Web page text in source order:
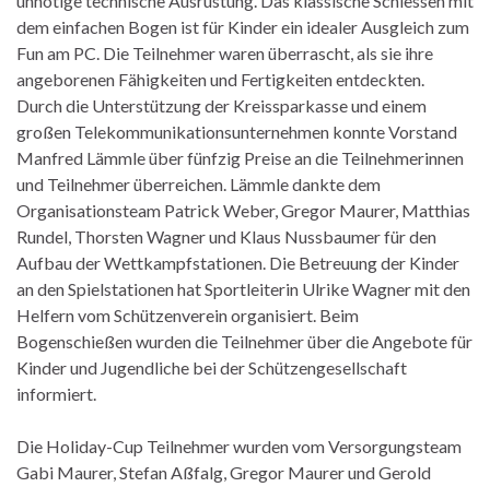
dem einfachen Bogen ist für Kinder ein idealer Ausgleich zum
Fun am PC. Die Teilnehmer waren überrascht, als sie ihre
angeborenen Fähigkeiten und Fertigkeiten entdeckten.
Durch die Unterstützung der Kreissparkasse und einem
großen Telekommunikationsunternehmen konnte Vorstand
Manfred Lämmle über fünfzig Preise an die Teilnehmerinnen
und Teilnehmer überreichen. Lämmle dankte dem
Organisationsteam Patrick Weber, Gregor Maurer, Matthias
Rundel, Thorsten Wagner und Klaus Nussbaumer für den
Aufbau der Wettkampfstationen. Die Betreuung der Kinder
an den Spielstationen hat Sportleiterin Ulrike Wagner mit den
Helfern vom Schützenverein organisiert. Beim
Bogenschießen wurden die Teilnehmer über die Angebote für
Kinder und Jugendliche bei der Schützengesellschaft
informiert.
Die Holiday-Cup Teilnehmer wurden vom Versorgungsteam
Gabi Maurer, Stefan Aßfalg, Gregor Maurer und Gerold